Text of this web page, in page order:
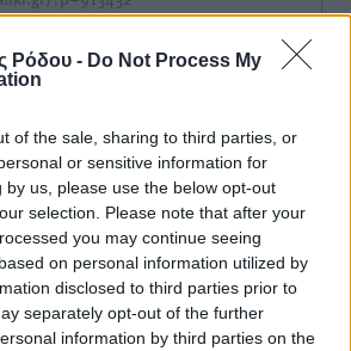
Ρόδου - Do Not Process My
of the sale, sharing to third parties, or
or sensitive information for
by us, please use the below opt-out
selection. Please note that after your
you may continue seeing
on personal information utilized by
disclosed to third parties prior to
separately opt-out of the further
information by third parties on the